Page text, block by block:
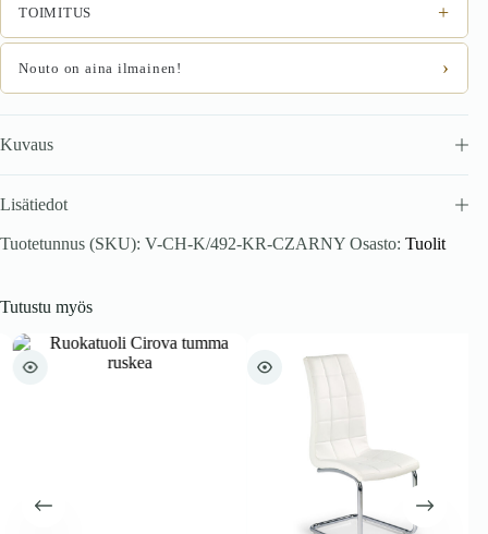
TOIMITUS +
Nouto on aina ilmainen! ›
Kuvaus
Lisätiedot
Tuotetunnus (SKU): V-CH-K/492-KR-CZARNY Osasto: Tuolit
Tutustu myös